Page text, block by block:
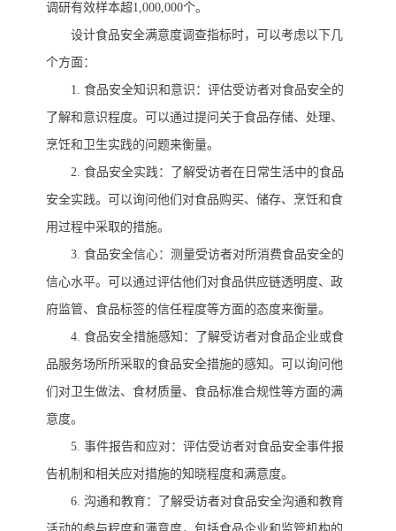
调研有效样本超1,000,000个。
设计食品安全满意度调查指标时，可以考虑以下几
个方面：
1. 食品安全知识和意识：评估受访者对食品安全的
了解和意识程度。可以通过提问关于食品存储、处理、
烹饪和卫生实践的问题来衡量。
2. 食品安全实践：了解受访者在日常生活中的食品
安全实践。可以询问他们对食品购买、储存、烹饪和食
用过程中采取的措施。
3. 食品安全信心：测量受访者对所消费食品安全的
信心水平。可以通过评估他们对食品供应链透明度、政
府监管、食品标签的信任程度等方面的态度来衡量。
4. 食品安全措施感知：了解受访者对食品企业或食
品服务场所所采取的食品安全措施的感知。可以询问他
们对卫生做法、食材质量、食品标准合规性等方面的满
意度。
5. 事件报告和应对：评估受访者对食品安全事件报
告机制和相关应对措施的知晓程度和满意度。
6. 沟通和教育：了解受访者对食品安全沟通和教育